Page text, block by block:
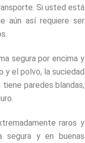
Si usted está
aún así requiere ser
segura por encima y
y el polvo, la suciedad
paredes blandas,
raros y
segura y en buenas